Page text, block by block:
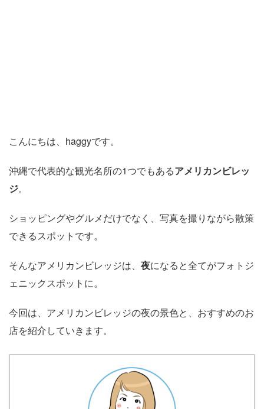
こんにちは、haggyです。
沖縄で代表的な観光名所の1つでもあるアメリカンビレッ
ジ。
ショッピングやグルメだけでなく、写真を撮りながら散策
できるスポットです。
そんなアメリカンビレッジは、 夜になると全てがフォトジ
ェニックスポットに。
今回は、アメリカンビレッジの夜の景色と、おすすめのお
店を紹介していきます。